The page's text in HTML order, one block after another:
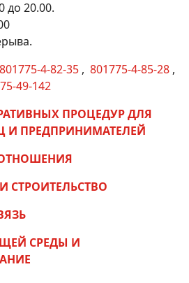
до 20.00.
801775-4-82-35 , 801775-4-85-28 ,
49-142
ПРОЦЕДУР ДЛЯ
И ПРЕДПРИНИМАТЕЛЕЙ
СТРОИТЕЛЬСТВО
СРЕДЫ И
разрешения на
наружной рекламы
на размещение
наружной рекламы
из Реестра бытовых
Беларусь
изменения в сведения,
Беларусь
сведений о субъектах,
бытовые услуги, объектах
в Реестр бытовых
Беларусь
работы после 23.00 и